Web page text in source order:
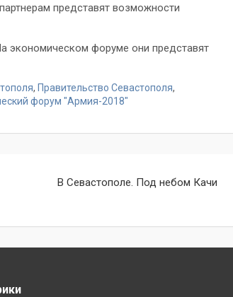
представят возможности
экономическом форуме они представят
, Правительство Севастополя,
форум "Армия-2018"
В Севастополе. Под небом Качи